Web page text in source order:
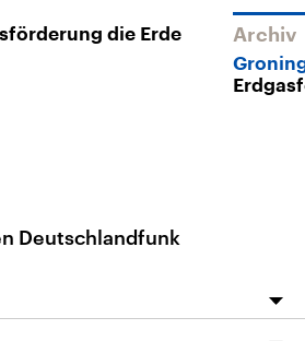
die Erde
Archiv
Deutschlandfunk